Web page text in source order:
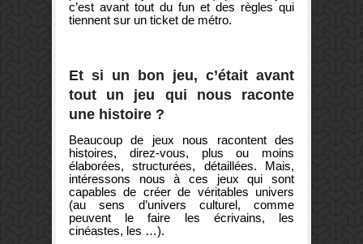
c’est avant tout du fun et des règles qui
tiennent sur un ticket de métro.
Et si un bon jeu, c’était avant
tout un jeu qui nous raconte
une histoire ?
Beaucoup de jeux nous racontent des
histoires, direz-vous, plus ou moins
élaborées, structurées, détaillées. Mais,
intéressons nous à ces jeux qui sont
capables de créer de véritables univers
(au sens d’univers culturel, comme
peuvent le faire les écrivains, les
cinéastes, les …).